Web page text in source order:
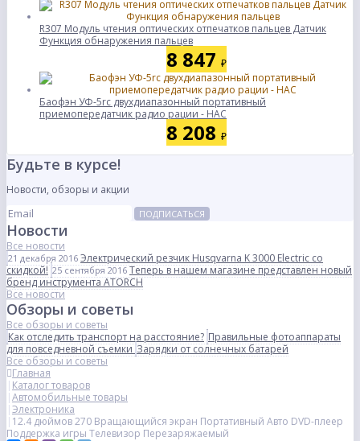
R307 Модуль чтения оптических отпечатков пальцев Датчик
Функция обнаружения пальцев
8 847 ₽
Баофэн УФ-5rc двухдиапазонный портативный
приемопередатчик радио рации - НАС
8 208 ₽
Будьте в курсе!
Новости, обзоры и акции
ПОДПИСАТЬСЯ
Новости
Все новости
21 декабря 2016 Электрический резчик Husqvarna K 3000 Electric со
скидкой! 25 сентября 2016 Теперь в нашем магазине представлен новый
бренд инструмента ATORCH
Все новости
Обзоры и советы
Все обзоры и советы
Как отследить транспорт на расстояние? Правильные фотоаппараты
для повседневной съемкиЗарядки от солнечных батарей
Все обзоры и советы
Главная
Каталог товаров
Автомобильные товары
Электроника
12.4 дюймов 270 Вращающийся экран Портативный Авто DVD-плеер
Поддержка игры Телевизор Перезаряжаемый